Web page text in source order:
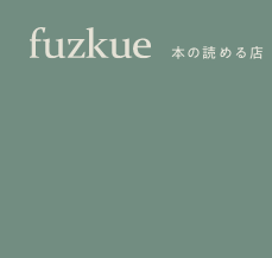
本の読める店